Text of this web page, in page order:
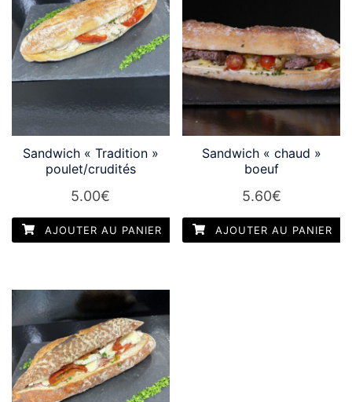
Sandwich « Tradition »
poulet/crudités
5.00€
AJOUTER AU PANIER
Sandwich « chaud »
boeuf
5.60€
AJOUTER AU PANIER